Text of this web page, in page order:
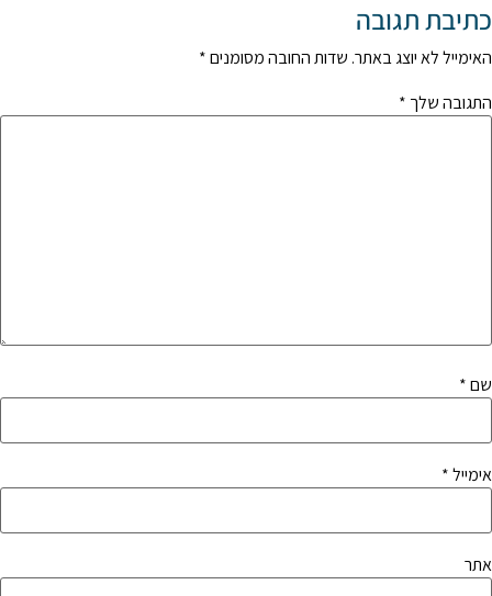
כתיבת תגובה
האימייל לא יוצג באתר. שדות החובה מסומנים*
התגובה שלך *
שם*
אימייל*
אתר